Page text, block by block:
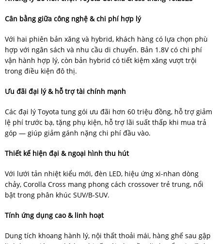
Cân bằng giữa công nghệ & chi phí hợp lý
Với hai phiên bản xăng và hybrid, khách hàng có lựa chọn phù
hợp với ngân sách và nhu cầu di chuyển. Bản 1.8V có chi phí
vận hành hợp lý, còn bản hybrid có tiết kiệm xăng vượt trội
trong điều kiện đô thị.
Ưu đãi đại lý & hỗ trợ tài chính mạnh
Các đại lý Toyota tung gói ưu đãi hơn 60 triệu đồng, hỗ trợ giảm
lệ phí trước bạ, tặng phụ kiện, hỗ trợ lãi suất thấp khi mua trả
góp — giúp giảm gánh nặng chi phí đầu vào.
Thiết kế hiện đại & ngoại hình thu hút
Với lưới tản nhiệt kiểu mới, đèn LED, hiệu ứng xi-nhan dòng
chảy, Corolla Cross mang phong cách crossover trẻ trung, nổi
bật trong phân khúc SUV/B-SUV.
Tính ứng dụng cao & linh hoạt
Dung tích khoang hành lý, nội thất thoải mái, hàng ghế sau gập